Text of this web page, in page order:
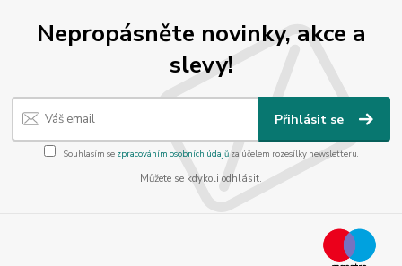
Nepropásněte novinky, akce a
slevy!
Přihlásit se
Souhlasím se zpracováním osobních údajůza účelem rozesílky newsletteru.
Můžete se kdykoli odhlásit.